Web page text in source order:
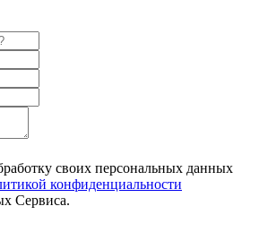
своих персональных данных
конфиденциальности
Сервиса.